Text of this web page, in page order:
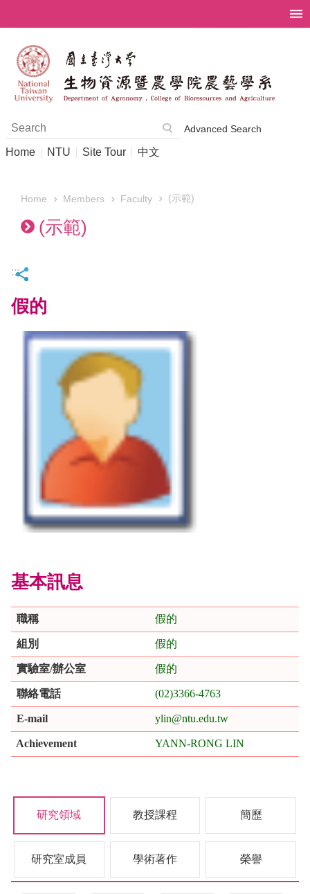
Advanced Search
Home NTU Site Tour 中文
Home Members Faculty (示範)
(示範)
:::
假的
基本訊息
職稱 假的
組別 假的
實驗室/辦公室 假的
聯絡電話 (02)3366-4763
E-mail ylin@ntu.edu.tw
Achievement YANN-RONG LIN
研究領域 教授課程 簡歷
研究室成員 學術著作 榮譽